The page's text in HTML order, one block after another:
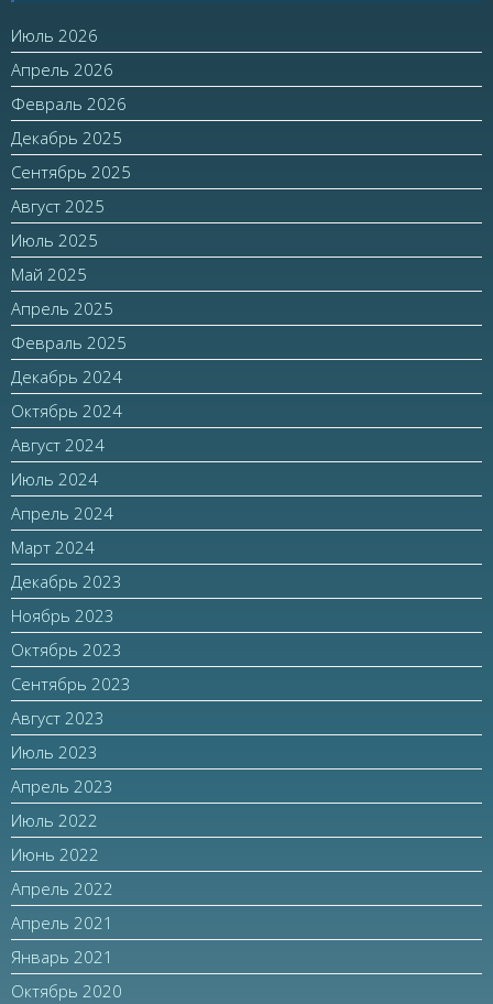
Июль 2026
Апрель 2026
Февраль 2026
Декабрь 2025
Сентябрь 2025
Август 2025
Июль 2025
Май 2025
Апрель 2025
Февраль 2025
Декабрь 2024
Октябрь 2024
Август 2024
Июль 2024
Апрель 2024
Март 2024
Декабрь 2023
Ноябрь 2023
Октябрь 2023
Сентябрь 2023
Август 2023
Июль 2023
Апрель 2023
Июль 2022
Июнь 2022
Апрель 2022
Апрель 2021
Январь 2021
Октябрь 2020